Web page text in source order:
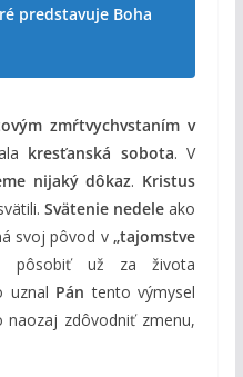
predstavuje Boha
zmŕtvychvstaním v
kresťanská sobota. V
nijaký dôkaz. Kristus
Svätenie nedele ako
svoj pôvod v„tajomstve
pôsobiť už za života
uznal Pán tento výmysel
naozaj zdôvodniť zmenu,